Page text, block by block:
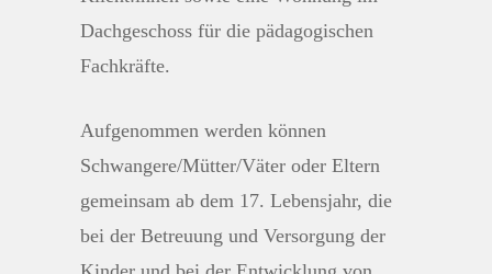
Dachgeschoss für die pädagogischen
Fachkräfte.
Aufgenommen werden können
Schwangere/Mütter/Väter oder Eltern
gemeinsam ab dem 17. Lebensjahr, die
bei der Betreuung und Versorgung der